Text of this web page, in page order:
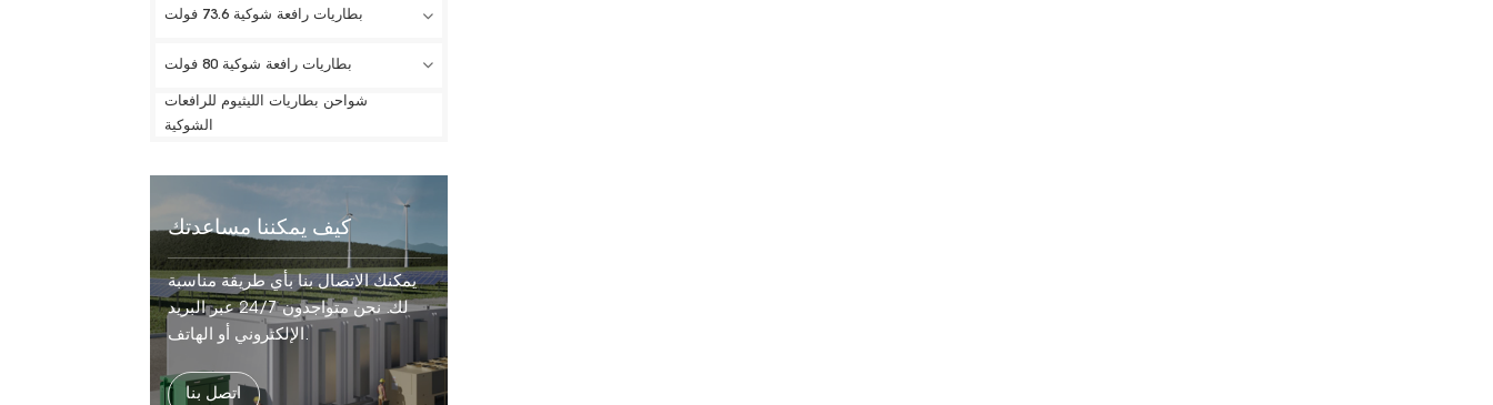
بطاريات رافعة شوكية 73.6 فولت
بطاريات رافعة شوكية 80 فولت
شواحن بطاريات الليثيوم للرافعات
الشوكية
كيف يمكننا مساعدتك
يمكنك الاتصال بنا بأي طريقة مناسبة
لك. نحن متواجدون 24/7 عبر البريد
الإلكتروني أو الهاتف.
اتصل بنا